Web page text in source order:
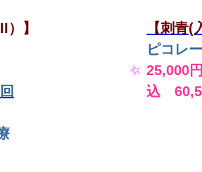
】
【刺青(
ピコレ
25,000
込